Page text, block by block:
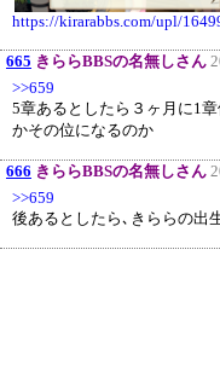
https://kirarabbs.com/upl/
665 きららBBSの名無しさん
>>659
5章あるとしたら３ヶ月に1
かその位になるのか
666 きららBBSの名無しさん
>>659
後あるとしたら､きららの出